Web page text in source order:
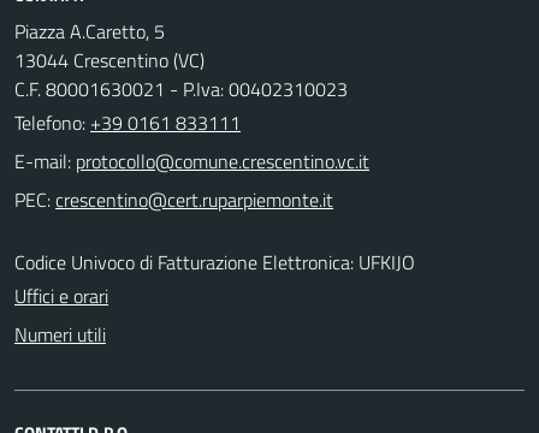
Piazza A.Caretto, 5
13044 Crescentino (VC)
C.F. 80001630021 - P.Iva: 00402310023
Telefono: +39 0161 833111
E-mail:
PEC:
Codice Univoco di Fatturazione Elettronica: UFKIJO
Uffici e orari
Numeri utili